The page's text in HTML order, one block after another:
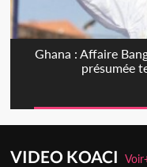
Ghana : Affaire
présumée
VIDEO KOACI